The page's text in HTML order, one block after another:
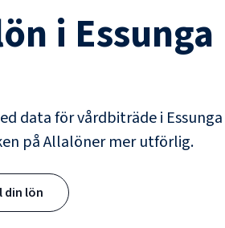
i Essunga
data förvårdbiträdei Essunga
på Allalöner mer utförlig.
din lön